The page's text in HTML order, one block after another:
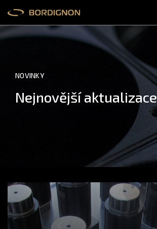
NOVINKY
Nejnovější aktualizace